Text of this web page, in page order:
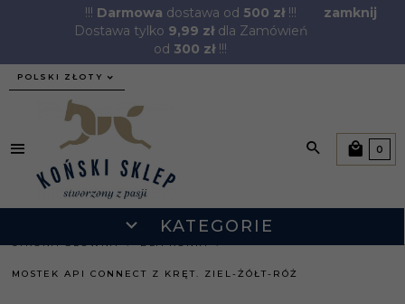
!!! Darmowa dostawa od 500 zł!!!
Dostawa tylko 9,99 złdla Zamówień
od 300 zł!!!
zamknij
currency_h
POLSKI ZŁOTY
KATEGORIE
0
STRONA GŁÓWNA DLA KONIA
MOSTEK API CONNECT Z KRĘT. ZIEL-ŻÓŁT-RÓŻ